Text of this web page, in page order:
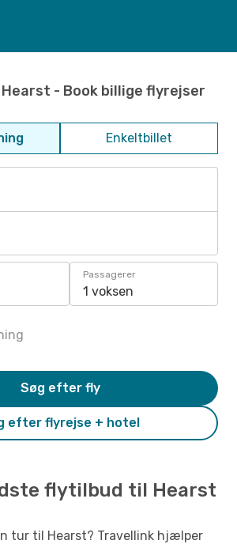
- Book billige flyrejser
Enkeltbillet
Passagerer
1 voksen
efter flyrejse + hotel
Søg efter fly
flytilbud til Hearst
tur til Hearst? Travellink hjælper